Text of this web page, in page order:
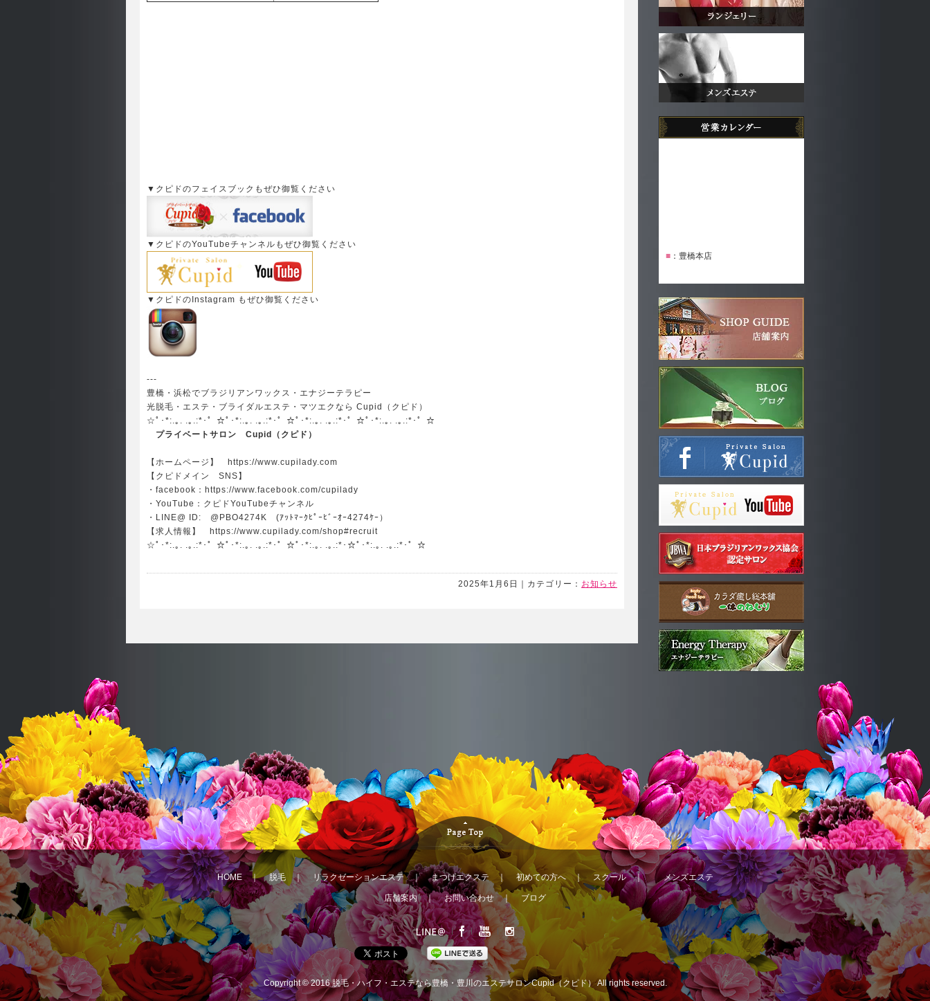
▼クピドのフェイスブックもぜひ御覧ください
▼クピドのYouTubeチャンネルもぜひ御覧ください
▼クピドのInstagram もぜひ御覧ください
---
豊橋・浜松でブラジリアンワックス・エナジーテラピー
光脱毛・エステ・ブライダルエステ・マツエクなら Cupid（クピド）
☆ﾟ･*:.｡. .｡.:*･゜☆ﾟ･*:.｡. .｡.:*･゜☆ﾟ･*:.｡. .｡.:*･゜☆ﾟ･*:.｡. .｡.:*･゜☆
プライベートサロン Cupid（クピド）
【ホームページ】
https://www.cupilady.com
【クピドメイン SNS】
・facebook： https://www.facebook.com/cupilady
・YouTube： クピドYouTubeチャンネル
・LINE@ ID: @PBO4274K (ｱｯﾄﾏｰｸﾋﾟｰﾋﾞｰｵｰ4274ｹｰ）
【求人情報】
https://www.cupilady.com/shop#recruit
☆ﾟ･*:.｡. .｡.:*･゜☆ﾟ･*:.｡. .｡.:*･゜☆ﾟ･*:.｡. .｡.:*･☆ﾟ･*:.｡. .｡.:*･゜☆
2025年1月6日｜カテゴリー： お知らせ
■ ：豊橋本店
HOME｜脱毛｜ リラクゼーションエステ｜まつげエクステ ｜ 初めての方へ｜ スクール｜ メンズエステ
店舗案内｜お問い合わせ ｜ ブログ
Copyright © 2016脱毛・ハイフ・エステなら豊橋・豊川のエステサロンCupid（クピド）All rights reserved.